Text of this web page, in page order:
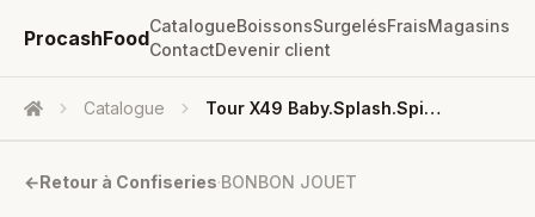
ProcashFood
CatalogueBoissonsSurgelésFraisMagasins
ContactDevenir client
Accueil Catalogue Tour X49 Baby.Splash.Spinner
←Retour à Confiseries·BONBON JOUET